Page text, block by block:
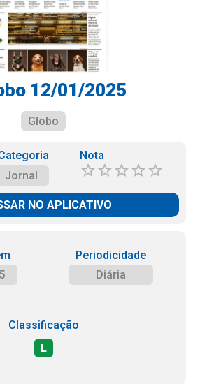
12/01/2025
Globo
Jornal
Nota
NO APLICATIVO
Periodicidade
Diária
Classificação
L